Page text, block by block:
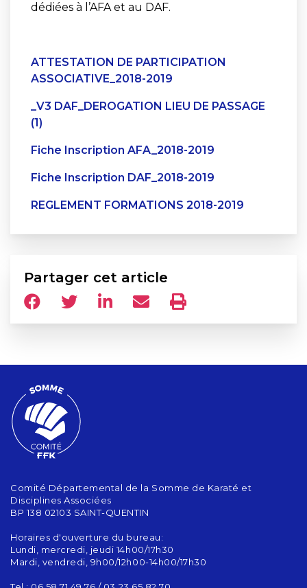
dédiées à l’AFA et au DAF.
ATTESTATION DE PARTICIPATION
ASSOCIATIVE_2018-2019
_V3 DAF_DEROGATION LIEU DE PASSAGE
(1)
Fiche Inscription AFA_2018-2019
Fiche Inscription DAF_2018-2019
REGLEMENT FORMATIONS 2018-2019
Partager cet article
Comité Départemental de la Somme de Karaté et
Disciplines Associées
BP 138 02103 SAINT-QUENTIN
Horaires d'ouverture du bureau:
Lundi, mercredi, jeudi 14h00/17h30
Mardi, vendredi, 9h00/12h00-14h00/17h30